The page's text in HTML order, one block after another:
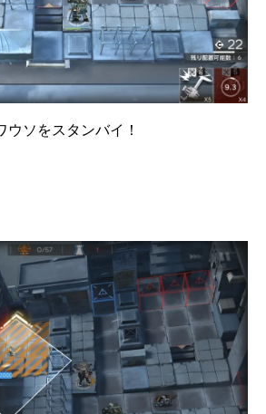
ソをスタンバイ！